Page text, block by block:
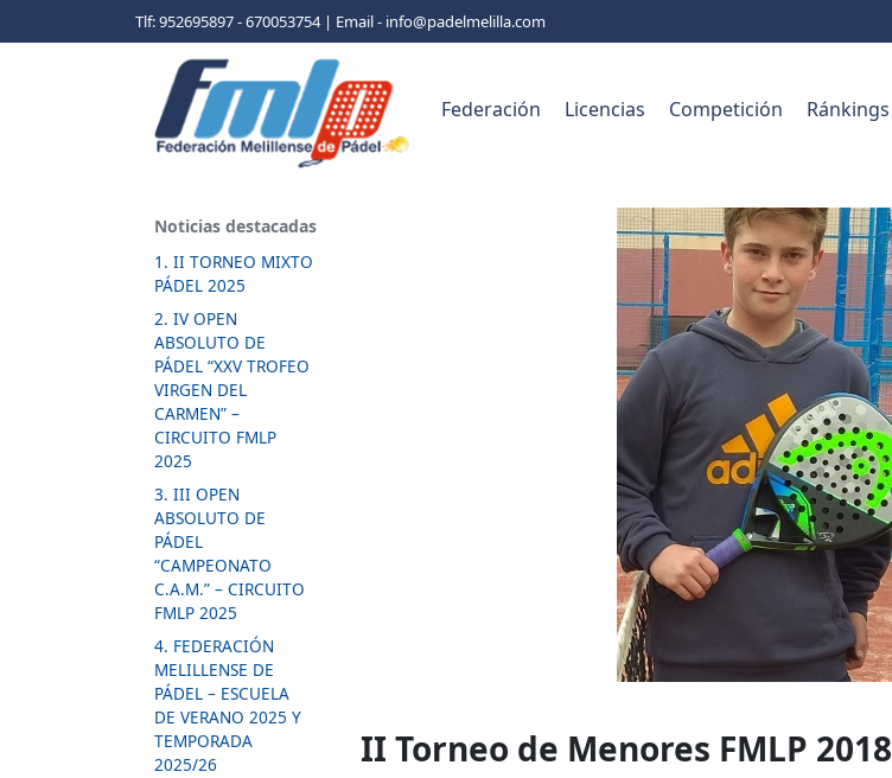
Tlf: 952695897 - 670053754 | Email - info@padelmelilla.com
Federación Licencias Competición Ránkings
Noticias destacadas
1. II TORNEO MIXTO
PÁDEL 2025
2. IV OPEN
ABSOLUTO DE
PÁDEL “XXV TROFEO
VIRGEN DEL
CARMEN” –
CIRCUITO FMLP
2025
3. III OPEN
ABSOLUTO DE
PÁDEL
“CAMPEONATO
C.A.M.” – CIRCUITO
FMLP 2025
4. FEDERACIÓN
MELILLENSE DE
PÁDEL – ESCUELA
DE VERANO 2025 Y
TEMPORADA
2025/26
II Torneo de Menores FMLP 2018